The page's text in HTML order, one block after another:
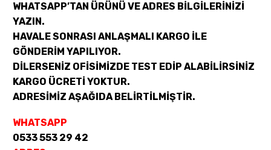
WHATSAPP’TAN ÜRÜNÜ VE ADRES BİLGİLERİNİZİ
YAZIN.
HAVALE SONRASI ANLAŞMALI KARGO İLE
GÖNDERİM YAPILIYOR.
DİLERSENİZ OFİSİMİZDE TEST EDİP ALABİLİRSİNİZ
KARGO ÜCRETİ YOKTUR.
ADRESİMİZ AŞAĞIDA BELİRTİLMİŞTİR.
WHATSAPP
0533 553 29 42